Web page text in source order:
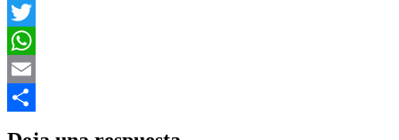
Facebook
Twitter
WhatsApp
Email